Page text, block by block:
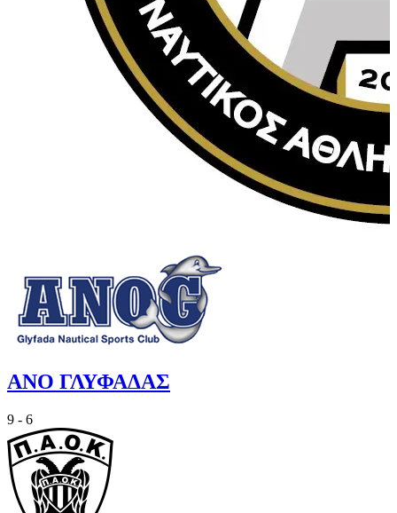
ΑΝΟ ΓΛΥΦΑΔΑΣ
9 - 6